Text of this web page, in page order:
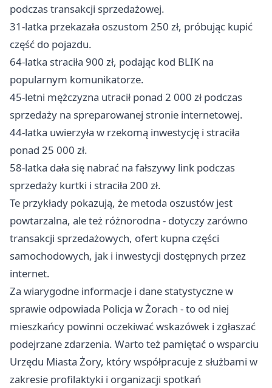
podczas transakcji sprzedażowej.
31-latka przekazała oszustom 250 zł, próbując kupić
część do pojazdu.
64-latka straciła 900 zł, podając kod BLIK na
popularnym komunikatorze.
45-letni mężczyzna utracił ponad 2 000 zł podczas
sprzedaży na spreparowanej stronie internetowej.
44-latka uwierzyła w rzekomą inwestycję i straciła
ponad 25 000 zł.
58-latka dała się nabrać na fałszywy link podczas
sprzedaży kurtki i straciła 200 zł.
Te przykłady pokazują, że metoda oszustów jest
powtarzalna, ale też różnorodna - dotyczy zarówno
transakcji sprzedażowych, ofert kupna części
samochodowych, jak i inwestycji dostępnych przez
internet.
Za wiarygodne informacje i dane statystyczne w
sprawie odpowiada Policja w Żorach - to od niej
mieszkańcy powinni oczekiwać wskazówek i zgłaszać
podejrzane zdarzenia. Warto też pamiętać o wsparciu
Urzędu Miasta Żory, który współpracuje z służbami w
zakresie profilaktyki i organizacji spotkań